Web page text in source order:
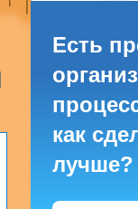
Есть
как
лучше?